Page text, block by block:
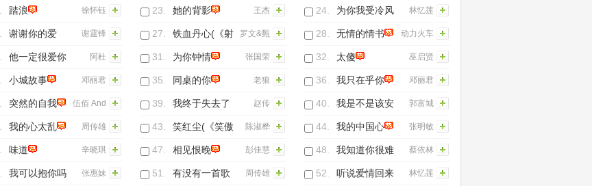
编重唱)
风
到
踏浪 徐怀钰 23. 她的背影 王杰 24.
为你我受冷风
吹
林忆莲
谢谢你的爱
1999
谢霆锋 27.
铁血丹心(《射
雕英雄传之铁
罗文&甄
妮
28. 无情的情书 动力火车
他一定很爱你 阿杜 31. 为你钟情 张国荣 32. 太傻 巫启贤
小城故事 邓丽君 35. 同桌的你 老狼 36. 我只在乎你 邓丽君
突然的自我
伍佰 And
China
39.
我终于失去了
你
赵传 40.
我是不是该安
静的走开
郭富城
我的心太乱 周传雄 43.
笑红尘(《笑傲
江湖》电视剧
陈淑桦 44. 我的中国心 张明敏
味道 辛晓琪 47. 相见恨晚 彭佳慧 48.
我知道你很难
过
蔡依林
我可以抱你吗 张惠妹 51.
有没有一首歌
周传雄 52.
听说爱情回来
林忆莲